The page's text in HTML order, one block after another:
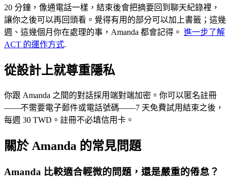
20 分鐘，像通電話一樣，結束後會把摘要回到聊天紀錄裡，
讓你之後可以再回頭看。覺得有用的部分可以加上書籤；這幾
週、這幾個月你在處理的事，Amanda 都會記得。 進一步了解
ACT 的運作方式.
從設計上就尊重隱私
你跟 Amanda 之間的對話採用端對端加密。你可以匿名註冊
——不需要電子郵件或電話號碼——7 天免費試用結束之後，
每週 30 TWD。註冊不必填信用卡。
關於 Amanda 的常見問題
Amanda 比較適合輕微的問題，還是嚴重的倦怠？